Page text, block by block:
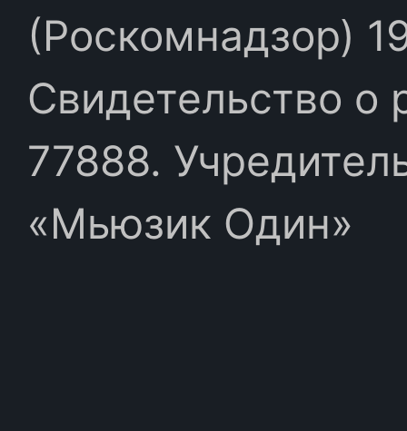
(Роскомнадзор)
Свидетельство
77888.
«Мьюзик Один»